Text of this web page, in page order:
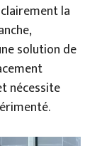
la
solution de
nécessite